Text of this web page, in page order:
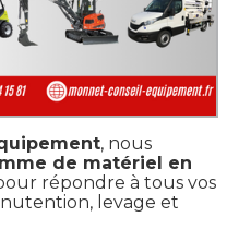
, nous
de matériel en
répondre à tous vos
levage et